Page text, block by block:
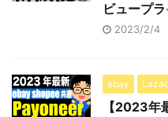
ビュープラ
2023/2/4
ebay
【2023年